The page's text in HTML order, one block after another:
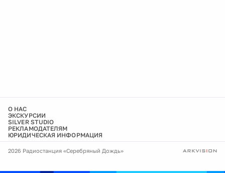
О НАС
ЭКСКУРСИИ
SILVER STUDIO
РЕКЛАМОДАТЕЛЯМ
ЮРИДИЧЕСКАЯ ИНФОРМАЦИЯ
2026 Радиостанция «Серебряный Дождь»